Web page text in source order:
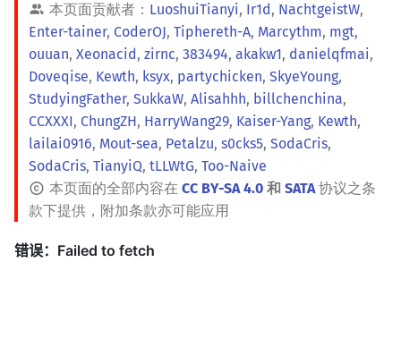
本页面贡献者： LuoshuiTianyi, Ir1d, NachtgeistW,
Enter-tainer, CoderOJ, Tiphereth-A, Marcythm, mgt,
ouuan, Xeonacid, zirnc, 383494, akakw1, danielqfmai,
Doveqise, Kewth, ksyx, partychicken, SkyeYoung,
StudyingFather, SukkaW, Alisahhh, billchenchina,
CCXXXI, ChungZH, HarryWang29, Kaiser-Yang, Kewth,
lailai0916, Mout-sea, Petalzu, s0cks5, SodaCris,
SodaCris, TianyiQ, tLLWtG, Too-Naive
本页面的全部内容在 CC BY-SA 4.0 和 SATA协议之条
款下提供，附加条款亦可能应用